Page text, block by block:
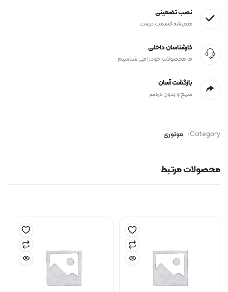
نصب تضمینی
همیشه قسمت درست
کارشناسان داخلی
ما محصولات خود را می شناسیم
بازگشت آسان
سریع و بدون دردسر
Category: موتوری
محصولات مرتبط